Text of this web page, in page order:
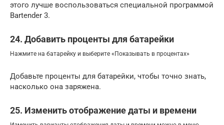
этого лучше воспользоваться специальной программой
Bartender 3.
24. Добавить проценты для батарейки
Нажмите на батарейку и выберите «Показывать в процентах»
Добавьте проценты для батарейки, чтобы точно знать,
насколько она заряжена.
25. Изменить отображение даты и времени